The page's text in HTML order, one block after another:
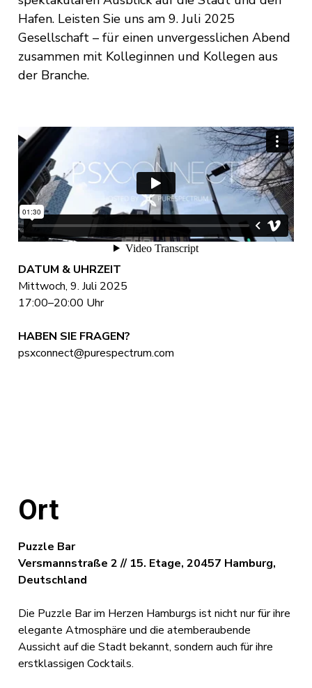
Hafen. Leisten Sie uns am 9. Juli 2025
Gesellschaft – für einen unvergesslichen Abend
zusammen mit Kolleginnen und Kollegen aus
der Branche.
DATUM & UHRZEIT
Mittwoch, 9. Juli 2025
17:00–20:00 Uhr
HABEN SIE FRAGEN?
psxconnect@purespectrum.com
Ort
Puzzle Bar
Versmannstraße 2 // 15. Etage, 20457 Hamburg,
Deutschland
Die Puzzle Bar im Herzen Hamburgs ist nicht nur für ihre
elegante Atmosphäre und die atemberaubende
Aussicht auf die Stadt bekannt, sondern auch für ihre
erstklassigen Cocktails.